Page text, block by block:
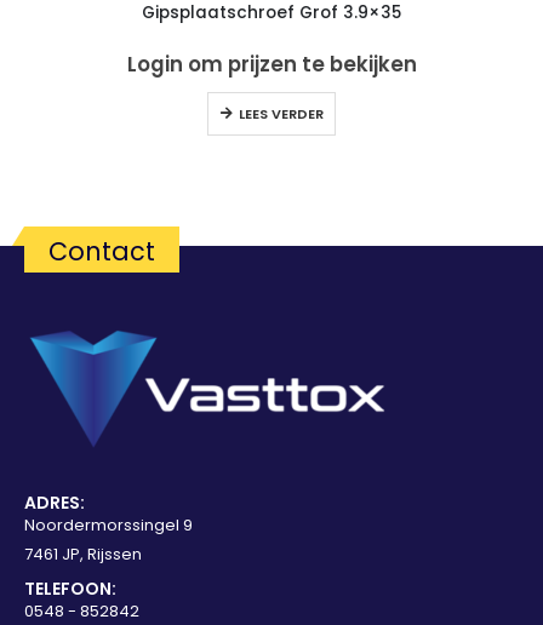
Gipsplaatschroef Grof 3.9×35
Login om prijzen te bekijken
LEES VERDER
Contact
ADRES:
Noordermorssingel 9
7461 JP, Rijssen
TELEFOON:
0548 - 852842